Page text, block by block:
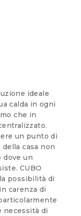
ideale
calda in ogni
che in
un punto di
casa non
dove un
CUBO
possibilità di
carenza di
necessità di